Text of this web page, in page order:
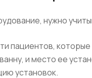
нужно
пациентов, которые
и место ее
установок.